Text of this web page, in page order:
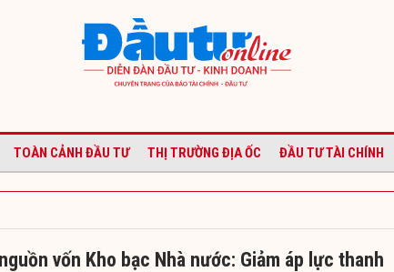
TOÀN CẢNH ĐẦU TƯ THỊ TRƯỜNG ĐỊA ỐC ĐẦU TƯ TÀI CHÍNH
vốn Kho bạc Nhà nước: Giảm áp lực thanh